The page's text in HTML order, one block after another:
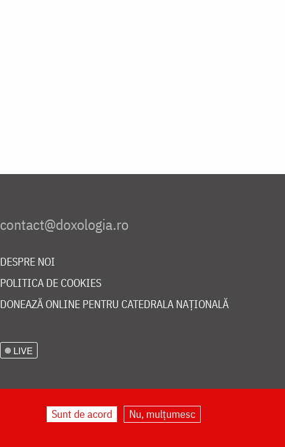
DESPRE NOI
POLITICA DE COOKIES
DONEAZĂ ONLINE PENTRU CATEDRALA NAȚIONALĂ
LIVE
Sunt de acord Nu, mulțumesc